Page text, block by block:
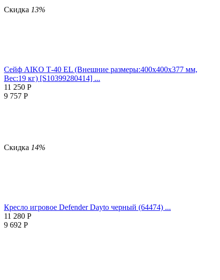
Скидка 13%
Сейф AIKO Т-40 EL (Внешние размеры:400х400х377 мм,
Вес:19 кг) [S10399280414] ...
11 250 Р
9 757 Р
Скидка 14%
Кресло игровое Defender Dayto черный (64474) ...
11 280 Р
9 692 Р